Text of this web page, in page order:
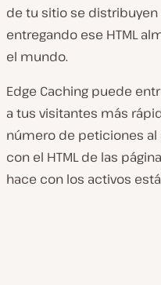
de tu sitio se
entregando ese HTML
el mundo.
Edge Caching puede
a tus visitantes más
número de peticiones al
con el HTML de las
hace con los activos